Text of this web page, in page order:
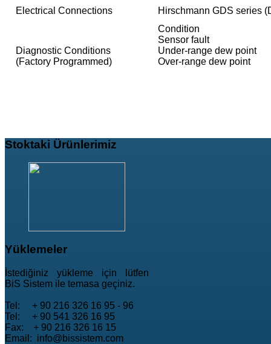
Electrical Connections Hirschmann GDS series
Diagnostic Conditions
(Factory Programmed)
Condition
Sensor fault
Under-range dew
Over-range dew
Stoktaki Ürünlerimiz
Yüklemeler
İstediğiniz yükleme için lütfen
BiS Sistem ile temasa geçiniz.
Tel: + 90 216 326 16 95 - 96
Tel: + 90 541 326 16 95
Fax: + 90 216 326 16 15
Email: info@bissistem.com